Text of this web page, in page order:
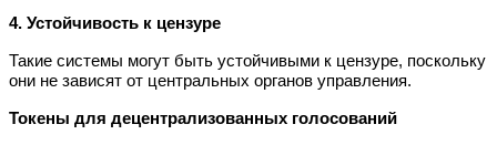
4. Устойчивость к цензуре
Такие системы могут быть устойчивыми к цензуре, поскольку
они не зависят от центральных органов управления.
Токены для децентрализованных голосований